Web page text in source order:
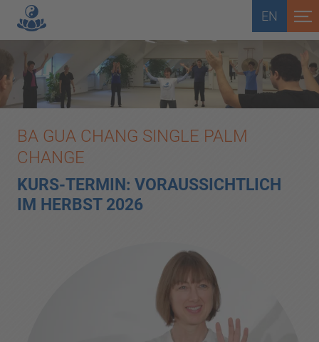
EN
BA GUA CHANG SINGLE PALM
CHANGE
KURS-TERMIN: VORAUSSICHTLICH
IM HERBST 2026